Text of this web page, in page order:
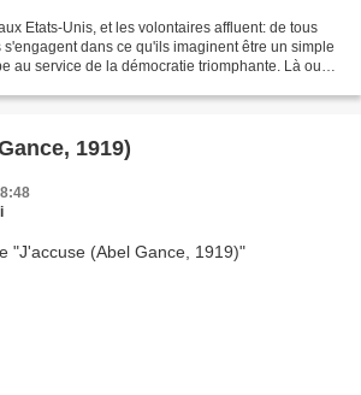
Etats-Unis, et les volontaires affluent: de tous
s'engagent dans ce qu'ils imaginent être un simple
au service de la démocratie triomphante. Là ou
1919)